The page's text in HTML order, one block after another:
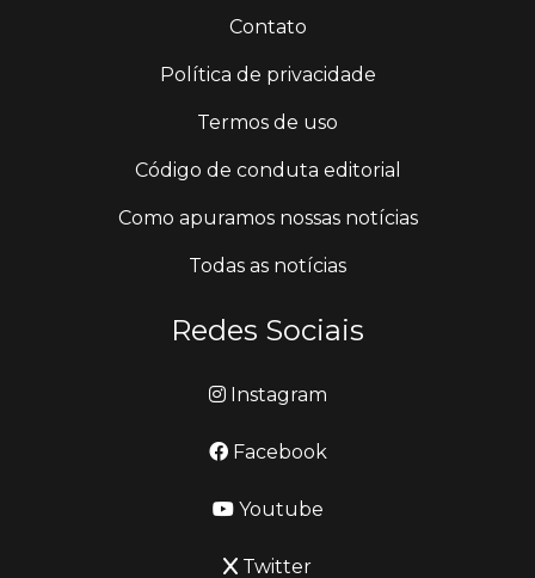
Contato
Política de privacidade
Termos de uso
Código de conduta editorial
Como apuramos nossas notícias
Todas as notícias
Redes Sociais
Instagram
Facebook
Youtube
Twitter